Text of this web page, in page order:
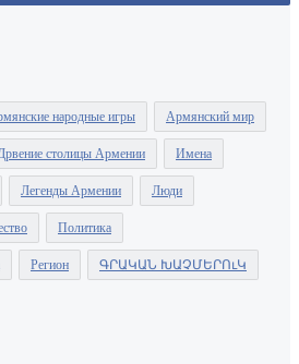
народные игры Армянский мир
столицы Армении Имена
Легенды Армении Люди
Политика
Регион ԳՐԱԿԱՆ ԽԱՉՄԵՐՈւԿ